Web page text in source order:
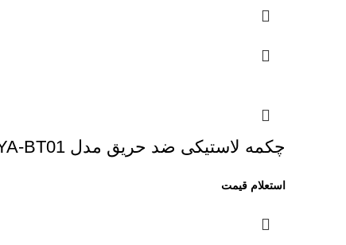
چکمه لاستیکی ضد حریق مدل YA-BT01